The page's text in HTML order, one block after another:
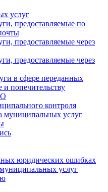
услуг
предоставляемые по
предоставляемые через
предоставляемые через
в сфере переданных
попечительству
контроля
муниципальных услуг
юридических ошибках
услуг